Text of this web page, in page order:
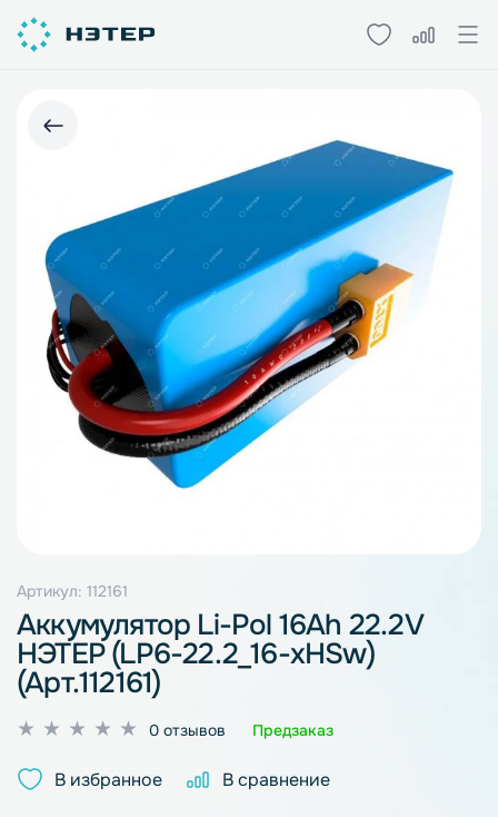
Артикул: 112161
Аккумулятор Li-Pol 16Ah 22.2V
НЭТЕР (LP6-22.2_16-xHSw)
(Арт.112161)
Оценка
из
0 отзывов Предзаказ
В избранное В сравнение